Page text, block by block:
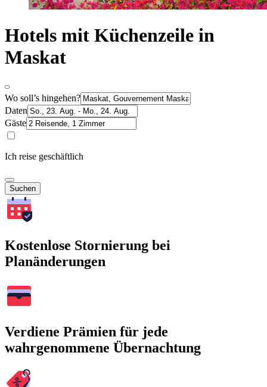
Hotels mit Küchenzeile in
Maskat
Wo soll’s hingehen?
Daten
Gäste
Ich reise geschäftlich
Suchen
Kostenlose Stornierung bei
Planänderungen
Verdiene Prämien für jede
wahrgenommene Übernachtung